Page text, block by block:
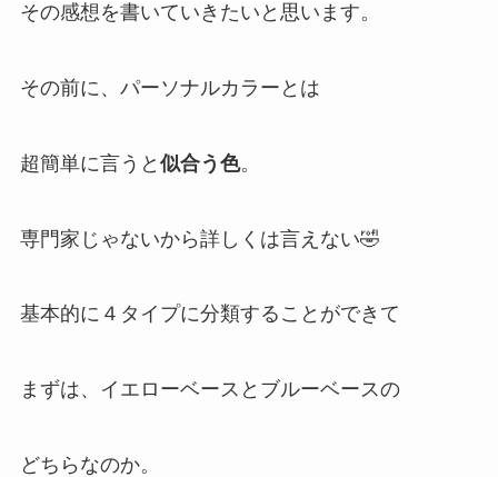
その感想を書いていきたいと思います。
その前に、パーソナルカラーとは
超簡単に言うと 似合う色。
専門家じゃないから詳しくは言えない🤣
基本的に４タイプに分類することができて
まずは、イエローベースとブルーベースの
どちらなのか。